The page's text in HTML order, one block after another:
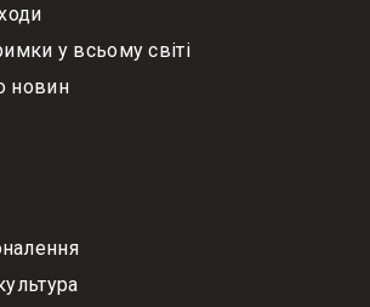
у всьому світі
новин